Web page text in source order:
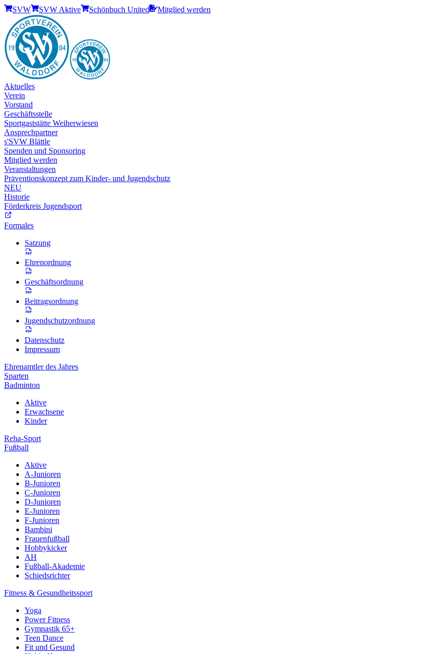
SVW SVW Aktive Schönbuch United Mitglied werden
Aktuelles
Verein
Vorstand
Geschäftsstelle
Sportgaststätte Weiherwiesen
Ansprechpartner
s'SVW Blättle
Spenden und Sponsoring
Mitglied werden
Veranstaltungen
Präventionskonzept zum Kinder- und Jugendschutz
NEU
Historie
Förderkreis Jugendsport
Formales
Satzung
Ehrenordnung
Geschäftsordnung
Beitragsordnung
Jugendschutzordnung
Datenschutz
Impressum
Ehrenamtler des Jahres
Sparten
Badminton
Aktive
Erwachsene
Kinder
Reha-Sport
Fußball
Aktive
A-Junioren
B-Junioren
C-Junioren
D-Junioren
E-Junioren
F-Junioren
Bambini
Frauenfußball
Hobbykicker
AH
Fußball-Akademie
Schiedsrichter
Fitness & Gesundheitssport
Yoga
Power Fitness
Gymnastik 65+
Teen Dance
Fit und Gesund